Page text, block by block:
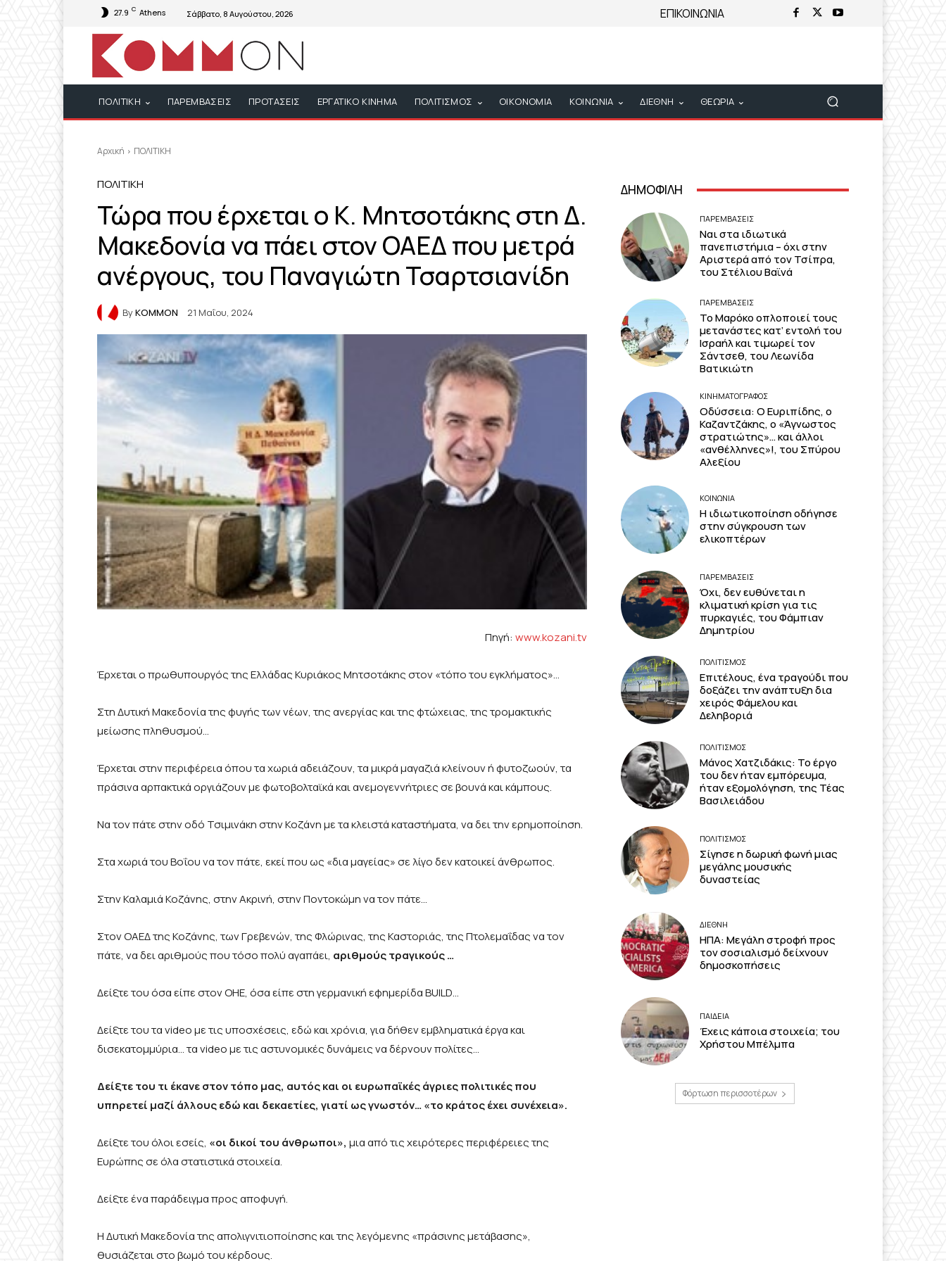
27.9 C Athens Σάββατο, 8 Αυγούστου, 2026 ΕΠΙΚΟΙΝΩΝΙΑ
ΠΟΛΙΤΙΚΗ ΠΑΡΕΜΒΑΣΕΙΣ ΠΡΟΤΑΣΕΙΣ ΕΡΓΑΤΙΚΟ ΚΙΝΗΜΑ ΠΟΛΙΤΙΣΜΟΣ ΟΙΚΟΝΟΜΙΑ ΚΟΙΝΩΝΙΑ ΔΙΕΘΝΗ ΘΕΩΡΙΑ
Αρχική ΠΟΛΙΤΙΚΗ
ΠΟΛΙΤΙΚΗ
Τώρα που έρχεται ο Κ. Μητσοτάκης στη Δ.
Μακεδονία να πάει στον ΟΑΕΔ που μετρά
ανέργους, του Παναγιώτη Τσαρτσιανίδη
ByKOMMON 21 Μαΐου, 2024
Πηγή: www.kozani.tv
Έρχεται ο πρωθυπουργός της Ελλάδας Κυριάκος Μητσοτάκης στον «τόπο του εγκλήματος»…
Στη Δυτική Μακεδονία της φυγής των νέων, της ανεργίας και της φτώχειας, της τρομακτικής
μείωσης πληθυσμού…
Έρχεται στην περιφέρεια όπου τα χωριά αδειάζουν, τα μικρά μαγαζιά κλείνουν ή φυτοζωούν, τα
πράσινα αρπακτικά οργιάζουν με φωτοβολταϊκά και ανεμογεννήτριες σε βουνά και κάμπους.
Να τον πάτε στην οδό Τσιμινάκη στην Κοζάνη με τα κλειστά καταστήματα, να δει την ερημοποίηση.
Στα χωριά του Βοΐου να τον πάτε, εκεί που ως «δια μαγείας» σε λίγο δεν κατοικεί άνθρωπος.
Στην Καλαμιά Κοζάνης, στην Ακρινή, στην Ποντοκώμη να τον πάτε…
Στον ΟΑΕΔ της Κοζάνης, των Γρεβενών, της Φλώρινας, της Καστοριάς, της Πτολεμαΐδας να τον
πάτε, να δει αριθμούς που τόσο πολύ αγαπάει, αριθμούς τραγικούς …
Δείξτε του όσα είπε στον ΟΗΕ, όσα είπε στη γερμανική εφημερίδα BUILD…
Δείξτε του τα video με τις υποσχέσεις, εδώ και χρόνια, για δήθεν εμβληματικά έργα και
δισεκατομμύρια… τα video με τις αστυνομικές δυνάμεις να δέρνουν πολίτες…
Δείξτε του τι έκανε στον τόπο μας, αυτός και οι ευρωπαϊκές άγριες πολιτικές που
υπηρετεί μαζί άλλους εδώ και δεκαετίες, γιατί ως γνωστόν… «το κράτος έχει συνέχεια».
Δείξτε του όλοι εσείς, «οι δικοί του άνθρωποι», μια από τις χειρότερες περιφέρειες της
Ευρώπης σε όλα στατιστικά στοιχεία.
Δείξτε ένα παράδειγμα προς αποφυγή.
Η Δυτική Μακεδονία της απολιγνιτιοποίησης και της λεγόμενης «πράσινης μετάβασης»,
θυσιάζεται στο βωμό του κέρδους.
ΔΗΜΟΦΙΛΗ
ΠΑΡΕΜΒΑΣΕΙΣ
Ναι στα ιδιωτικά
πανεπιστήμια – όχι στην
Αριστερά από τον Τσίπρα,
του Στέλιου Βαϊνά
ΠΑΡΕΜΒΑΣΕΙΣ
Το Μαρόκο οπλοποιεί τους
μετανάστες κατ’ εντολή του
Ισραήλ και τιμωρεί τον
Σάντσεθ, του Λεωνίδα
Βατικιώτη
ΚΙΝΗΜΑΤΟΓΡΆΦΟΣ
Οδύσσεια: Ο Ευριπίδης, ο
Καζαντζάκης, ο «Άγνωστος
στρατιώτης»… και άλλοι
«ανθέλληνες»!, του Σπύρου
Αλεξίου
ΚΟΙΝΩΝΙΑ
Η ιδιωτικοποίηση οδήγησε
στην σύγκρουση των
ελικοπτέρων
ΠΑΡΕΜΒΑΣΕΙΣ
Όχι, δεν ευθύνεται η
κλιματική κρίση για τις
πυρκαγιές, του Φάμπιαν
Δημητρίου
ΠΟΛΙΤΙΣΜΟΣ
Επιτέλους, ένα τραγούδι που
δοξάζει την ανάπτυξη δια
χειρός Φάμελου και
Δεληβοριά
ΠΟΛΙΤΙΣΜΟΣ
Μάνος Χατζιδάκις: Το έργο
του δεν ήταν εμπόρευμα,
ήταν εξομολόγηση, της Τέας
Βασιλειάδου
ΠΟΛΙΤΙΣΜΟΣ
Σίγησε η δωρική φωνή μιας
μεγάλης μουσικής
δυναστείας
ΔΙΕΘΝΗ
ΗΠΑ: Μεγάλη στροφή προς
τον σοσιαλισμό δείχνουν
δημοσκοπήσεις
ΠΑΙΔΕΙΑ
Έχεις κάποια στοιχεία; του
Χρήστου Μπέλμπα
Φόρτωση περισσοτέρων